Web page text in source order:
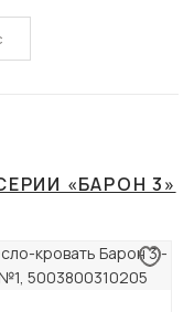
«БАРОН 3»